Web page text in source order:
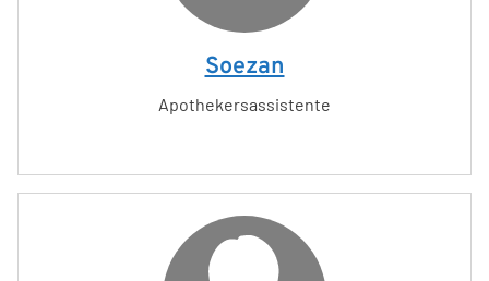
Soezan
Apothekersassistente